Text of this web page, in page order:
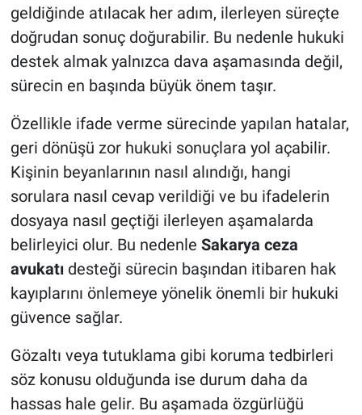
geldiğinde atılacak her adım, ilerleyen süreçte
doğrudan sonuç doğurabilir. Bu nedenle hukuki
destek almak yalnızca dava aşamasında değil,
sürecin en başında büyük önem taşır.
Özellikle ifade verme sürecinde yapılan hatalar,
geri dönüşü zor hukuki sonuçlara yol açabilir.
Kişinin beyanlarının nasıl alındığı, hangi
sorulara nasıl cevap verildiği ve bu ifadelerin
dosyaya nasıl geçtiği ilerleyen aşamalarda
belirleyici olur. Bu nedenle Sakarya ceza
avukatıdesteği sürecin başından itibaren hak
kayıplarını önlemeye yönelik önemli bir hukuki
güvence sağlar.
Gözaltı veya tutuklama gibi koruma tedbirleri
söz konusu olduğunda ise durum daha da
hassas hale gelir. Bu aşamada özgürlüğü